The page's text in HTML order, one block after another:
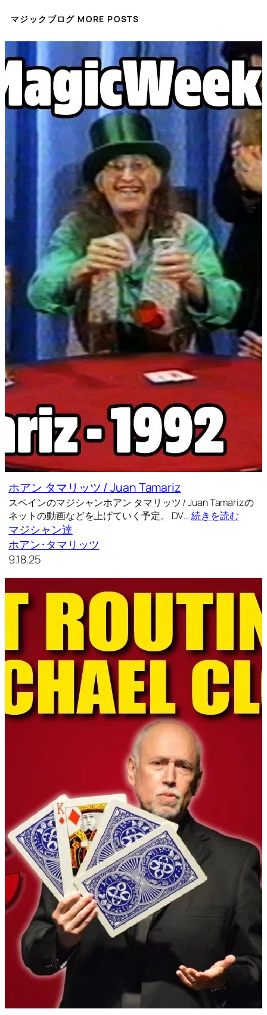
マジックブログ MORE POSTS
ホアン タマリッツ / Juan Tamariz
スペインのマジシャンホアン タマリッツ / Juan Tamarizの
ネットの動画などを上げていく予定。 DV…続きを読む
マジシャン達
ホアン･タマリッツ
9.18.25